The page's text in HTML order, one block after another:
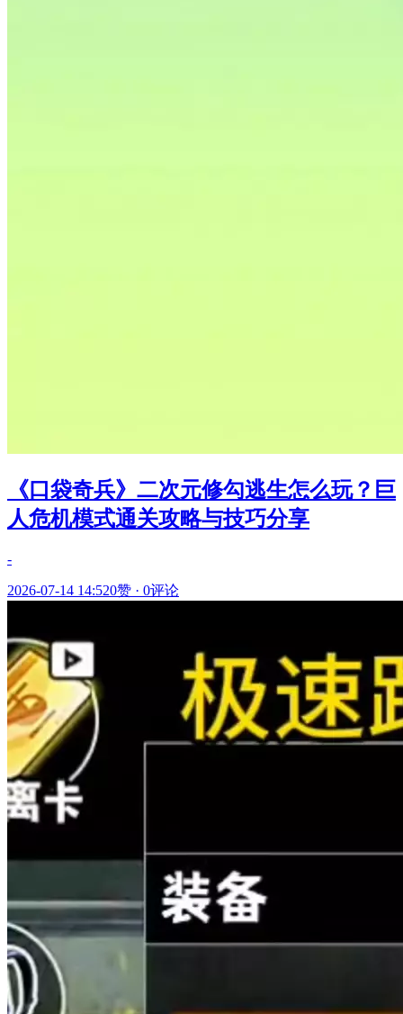
《口袋奇兵》二次元修勾逃生怎么玩？巨
人危机模式通关攻略与技巧分享
-
2026-07-14 14:520赞 · 0评论